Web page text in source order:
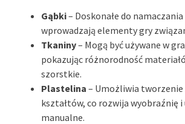
Gąbki– Doskonałe do
wprowadzają elementy gry
Tkaniny– Mogą być używane w
pokazując różnorodność
szorstkie.
Plastelina – Umożliwia tworzenie
kształtów, co rozwija wyobraźnię
manualne.